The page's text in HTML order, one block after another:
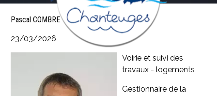
Pascal COMBRE
23/03/2026
Voirie et suivi des
travaux - logements
Gestionnaire de la